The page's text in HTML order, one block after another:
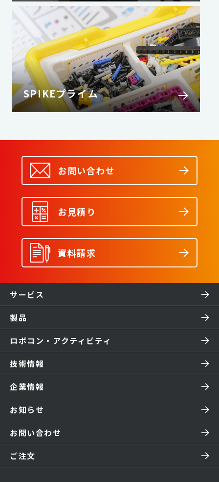
SPIKEプライム
お問い合わせ
お見積り
資料請求
サービス
製品
ロボコン・アクティビティ
技術情報
企業情報
お知らせ
お問い合わせ
ご注文